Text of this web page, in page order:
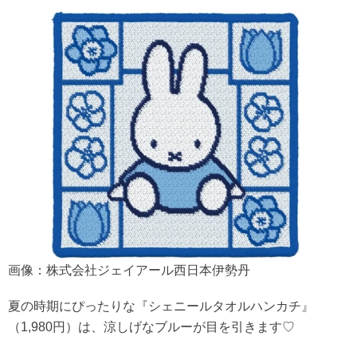
画像：株式会社ジェイアール西日本伊勢丹
夏の時期にぴったりな『シェニールタオルハンカチ』
（1,980円）は、涼しげなブルーが目を引きます♡